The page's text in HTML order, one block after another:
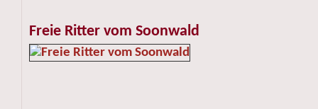
Freie Ritter vom Soonwald